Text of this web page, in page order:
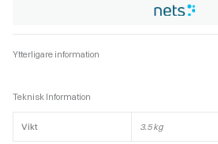
Ytterligare information
Teknisk Information
Vikt 3.5 kg